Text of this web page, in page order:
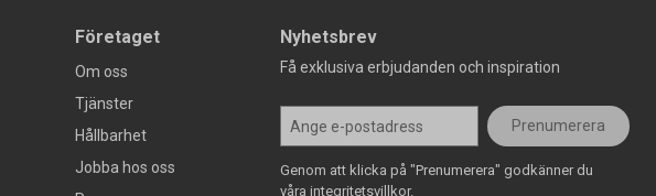
Företaget
Om oss
Tjänster
Hållbarhet
Jobba hos oss
Nyhetsbrev
Få exklusiva erbjudanden och inspiration
Prenumerera
Genom att klicka på "Prenumerera" godkänner du
våra integritetsvillkor.